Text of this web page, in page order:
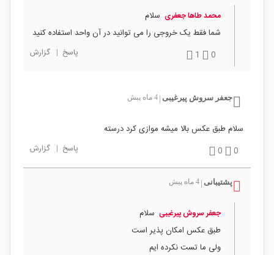
محمد طاها جعفری سلام
شما فقط یک خروجی را می توانید در آن واحد استفاده کنید
0
1 پاسخ | گزارش
جعفر سروش پیرغیبی | 4 ماه پیش
سلام طبق عکس بالا میشه موازی کرد درسته
0
0 پاسخ | گزارش
پشتیبانی | 4 ماه پیش
جعفر سروش پیرغیبی سلام
طبق عکس امکان پذیر است
ولی ما تست نکرده ایم